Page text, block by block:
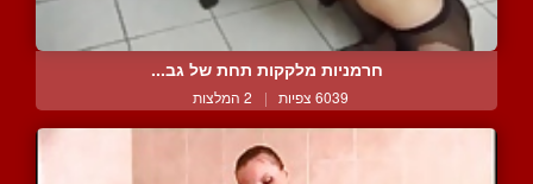
חרמניות מלקקות תחת של גב...
6039 צפיות | 2 המלצות